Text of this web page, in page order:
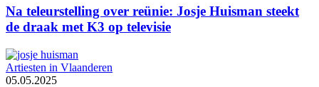
Na teleurstelling over reünie: Josje Huisman steekt
de draak met K3 op televisie
Artiesten in Vlaanderen
05.05.2025